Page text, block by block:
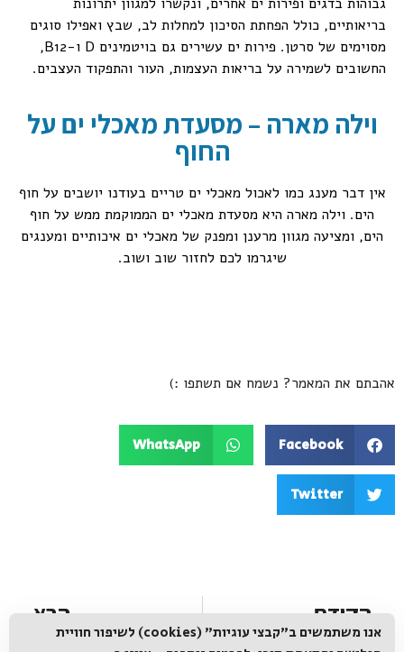
בריאותיים, כולל הפחתת הסיכון למחלות לב, שבץ ואפילו סוגים
מסוימים של סרטן. פירות ים עשירים גם בויטמינים D ו-B12,
החשובים לשמירה על בריאות העצמות, העור והתפקוד העצבים.
וילה מארה – מסעדת מאכלי ים על
החוף
אין דבר מענג כמו לאכול מאכלי ים טריים בעודנו יושבים על חוף
הים. וילה מארה היא מסעדת מאכלי ים הממוקמת ממש על חוף
הים, ומציעה מגוון מרענן ומפנק של מאכלי ים איכותיים ומענגים
שיגרמו לכם לחזור שוב ושוב.
אהבתם את המאמר? נשמח אם תשתפו :)
Facebook
WhatsApp
Twitter
הקודם
חופים מומלצים במרכז
הבא
מסעדה רומנטית
אנו משתמשים ב"קבצי עוגיות" (cookies) לשיפור חוויית